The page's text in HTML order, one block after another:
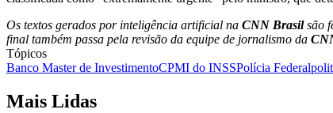
Os textos gerados por inteligência artificial na CNN Brasilsão
final também passa pela revisão da equipe de jornalismo da
Tópicos
Banco Master de InvestimentoCPMI do INSSPolícia Federal
Mais Lidas